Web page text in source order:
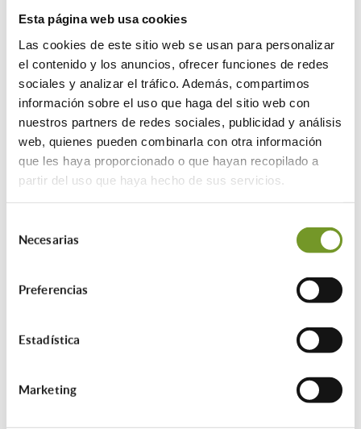
Esta página web usa cookies
Las cookies de este sitio web se usan para personalizar
el contenido y los anuncios, ofrecer funciones de redes
sociales y analizar el tráfico. Además, compartimos
información sobre el uso que haga del sitio web con
nuestros partners de redes sociales, publicidad y análisis
web, quienes pueden combinarla con otra información
que les haya proporcionado o que hayan recopilado a
partir del uso que haya hecho de sus servicios.
Necesarias
Preferencias
Estadística
Marketing
Ayudas para adaptar viviendas
30.000 euros
En el caso de la adaptación de las
viviendas, el Ayuntamiento de Madrid
financia hasta 30.000 euros a personas
con una discapacidad igual o superior al
75%. Para vecinos con una discapacidad
igual o superior al 33% e inferior al 65%,
tendrán cubiertas la mitad de las
el 75%, la subvención será del 70%,
hasta 25.000 euros. En el caso de las
personas con enfermedades raras, se
subvenciona el 70% del coste de la
subvención de 25.000 euros.
Adapta, el Ayuntamiento vuelve a lanzar
línea para locales comerciales. En